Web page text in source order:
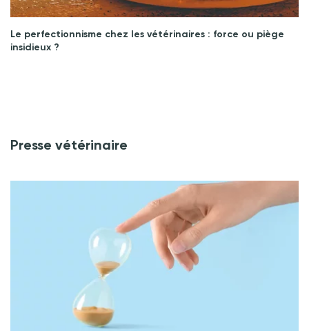
Le perfectionnisme chez les vétérinaires : force ou piège
insidieux ?
Presse vétérinaire